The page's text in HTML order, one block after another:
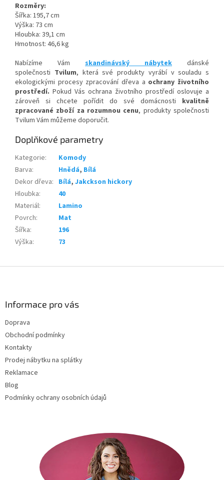
Rozměry:
Šířka: 195,7 cm
Výška: 73 cm
Hloubka: 39,1 cm
Hmotnost: 46,6 kg
Nabízíme Vám
skandinávský nábytek dánské
společnosti Tvilum, která své produkty vyrábí v souladu s
ekologickými procesy zpracování dřeva a ochrany životního
prostředí. Pokud Vás ochrana životního prostředí oslovuje a
zároveň si chcete pořídit do své domácnosti kvalitně
zpracované zboží za rozumnou cenu, produkty společnosti
Tvilum Vám můžeme doporučit.
Doplňkové parametry
Kategorie:
Komody
Barva: Hnědá, Bílá
Dekor dřeva: Bílá, Jakckson hickory
Hloubka:
40
Materiál:
Lamino
Povrch:
Mat
Šířka:
196
Výška: 73
Informace pro vás
Doprava
Obchodní podmínky
Kontakty
Prodej nábytku na splátky
Reklamace
Blog
Podmínky ochrany osobních údajů